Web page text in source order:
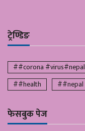
ट्रेण्डिङ
##corona #virus#nepal
##health
##nepal
फेसबुक पेज